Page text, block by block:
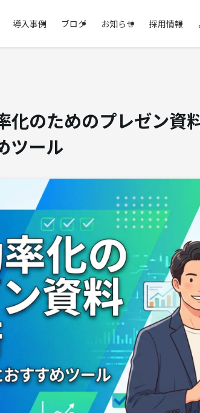
導入事例 ブログ お知らせ 採用情報
化のためのプレゼン資
ツール